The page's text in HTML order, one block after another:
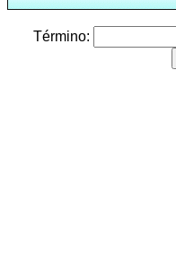
Término: